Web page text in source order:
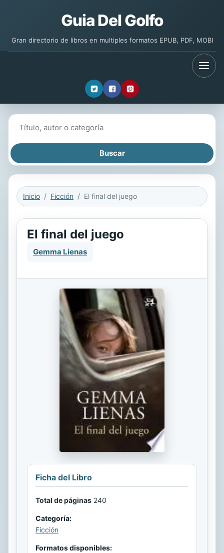
Guia Del Golfo
Gran directorio de libros en multiples formatos EPUB, PDF, MOBI
Inicio Ficción El final del juego
El final del juego
Gemma Lienas
Ficha del Libro
Total de páginas 240
Categoría:
Ficción
Formatos disponibles: